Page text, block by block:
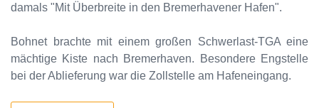
damals "Mit Überbreite in den Bremerhavener Hafen".
Bohnet brachte mit einem großen Schwerlast-TGA eine
mächtige Kiste nach Bremerhaven. Besondere Engstelle
bei der Ablieferung war die Zollstelle am Hafeneingang.